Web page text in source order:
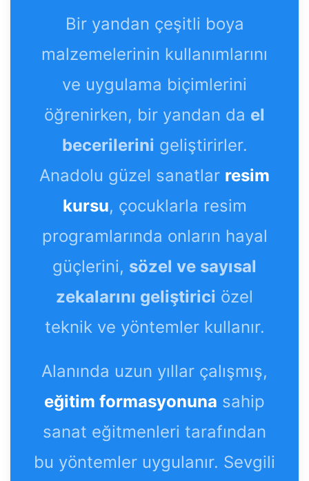
Bir yandan çeşitli boya
malzemelerinin kullanımlarını
ve uygulama biçimlerini
öğrenirken, bir yandan da el
becerilerini geliştirirler.
Anadolu güzel sanatlar resim
kursu, çocuklarla resim
programlarında onların hayal
güçlerini, sözel ve sayısal
zekalarını geliştirici özel
teknik ve yöntemler kullanır.
Alanında uzun yıllar çalışmış,
eğitim formasyonuna sahip
sanat eğitmenleri tarafından
bu yöntemler uygulanır. Sevgili